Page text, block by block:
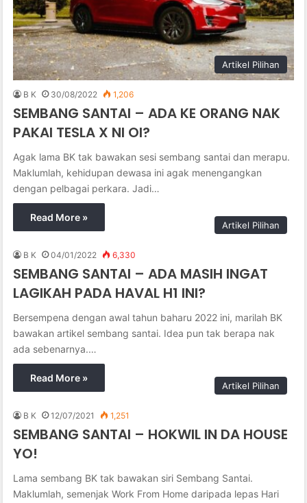
Artikel Pilihan
B K 30/08/2022 1,206
SEMBANG SANTAI – ADA KE ORANG NAK
PAKAI TESLA X NI OI?
Agak lama BK tak bawakan sesi sembang santai dan merapu.
Maklumlah, kehidupan dewasa ini agak menengangkan
dengan pelbagai perkara. Jadi…
Read More »
Artikel Pilihan
B K 04/01/2022 6,330
SEMBANG SANTAI – ADA MASIH INGAT
LAGIKAH PADA HAVAL H1 INI?
Bersempena dengan awal tahun baharu 2022 ini, marilah BK
bawakan artikel sembang santai. Idea pun tak berapa nak
ada sebenarnya.…
Read More »
Artikel Pilihan
B K 12/07/2021 1,251
SEMBANG SANTAI – HOKWIL IN DA HOUSE
YO!
Lama sembang BK tak bawakan siri Sembang Santai.
Maklumlah, semenjak Work From Home daripada lepas Hari